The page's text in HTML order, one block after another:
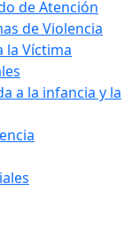
de Atención
de Violencia
la Víctima
a la infancia y la